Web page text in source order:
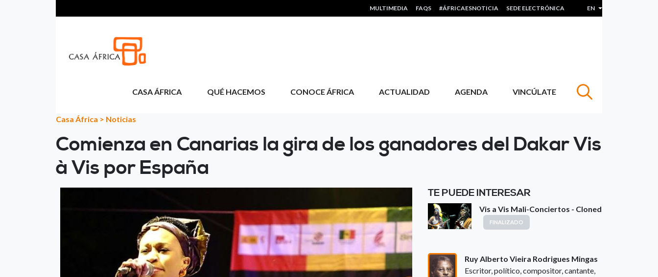
HEADER MENU
MULTIMEDIA FAQS #ÁFRICAESNOTICIA SEDE ELECTRÓNICA EN List additional actions
CASA ÁFRICA QUÉ HACEMOS CONOCE ÁFRICA ACTUALIDAD AGENDA VINCÚLATE
Casa África > Noticias
Comienza en Canarias la gira de los ganadores del Dakar Vis
à Vis por España
TE PUEDE INTERESAR
Vis a Vis Mali-Conciertos - Cloned
FINALIZADO
Ruy Alberto Vieira Rodrigues Mingas
Escritor, político, compositor, cantante,